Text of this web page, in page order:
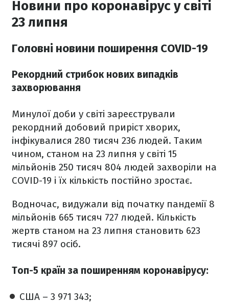
Новини про коронавірус у світі
23 липня
Головні новини поширення COVID-19
Рекордний стрибок нових випадків
захворювання
Минулої доби у світі зареєстрували
рекордний добовий приріст хворих,
інфікувалися 280 тисяч 236 людей. Таким
чином, станом на 23 липня у світі 15
мільйонів 250 тисяч 804 людей захворіли на
COVID-19 і їх кількість постійно зростає.
Водночас, видужали від початку пандемії 8
мільйонів 665 тисяч 727 людей. Кількість
жертв станом на 23 липня становить 623
тисячі 897 осіб.
Топ-5 країн за поширенням коронавірусу:
США – 3 971 343;